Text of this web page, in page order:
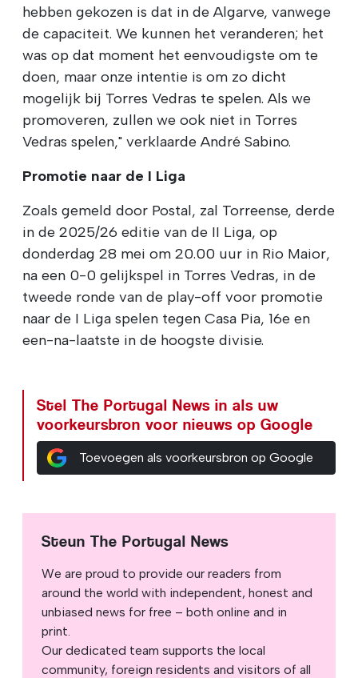
hebben gekozen is dat in de Algarve, vanwege
de capaciteit. We kunnen het veranderen; het
was op dat moment het eenvoudigste om te
doen, maar onze intentie is om zo dicht
mogelijk bij Torres Vedras te spelen. Als we
promoveren, zullen we ook niet in Torres
Vedras spelen," verklaarde André Sabino.
Promotie naar de I Liga
Zoals gemeld door Postal, zal Torreense, derde
in de 2025/26 editie van de II Liga, op
donderdag 28 mei om 20.00 uur in Rio Maior,
na een 0-0 gelijkspel in Torres Vedras, in de
tweede ronde van de play-off voor promotie
naar de I Liga spelen tegen Casa Pia, 16e en
een-na-laatste in de hoogste divisie.
Stel The Portugal News in als uw
voorkeursbron voor nieuws op Google
Toevoegen als voorkeursbron op Google
Steun The Portugal News
We are proud to provide our readers from
around the world with independent, honest and
unbiased news for free – both online and in
print.
Our dedicated team supports the local
community, foreign residents and visitors of all